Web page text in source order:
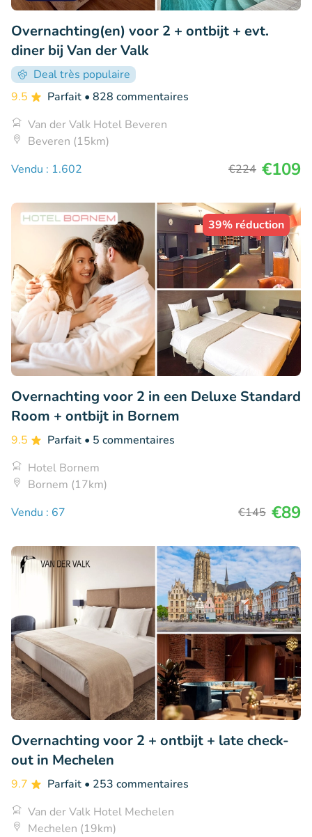
Overnachting(en) voor 2 + ontbijt + evt.
diner bij Van der Valk
Deal très populaire
9.5
Parfait • 828 commentaires
Van der Valk Hotel Beveren
Beveren (15km)
Vendu : 1.602
€224 €109
39% réduction
Overnachting voor 2 in een Deluxe Standard
Room + ontbijt in Bornem
9.5 Parfait • 5 commentaires
Hotel Bornem
Bornem (17km)
Vendu : 67
€145 €89
Overnachting voor 2 + ontbijt + late check-
out in Mechelen
9.7 Parfait • 253 commentaires
Van der Valk Hotel Mechelen
Mechelen (19km)